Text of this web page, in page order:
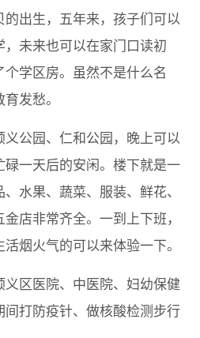
出生，五年来，孩子们可以
未来也可以在家门口读初
学区房。虽然不是什么名
发愁。
公园、仁和公园，晚上可以
一天后的安闲。楼下就是一
水果、蔬菜、服装、鲜花、
店非常齐全。一到上下班，
烟火气的可以来体验一下。
义区医院、中医院、妇幼保健
间打防疫针、做核酸检测步行